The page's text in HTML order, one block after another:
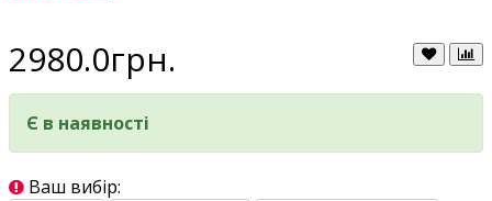
2980.0грн.
Є в наявності
Ваш вибір: